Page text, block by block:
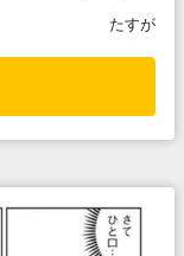
たすが